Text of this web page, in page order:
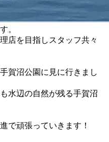
。
店を目指しスタッフ共々
賀沼公園に見に行きまし
水辺の自然が残る手賀沼
で頑張っていきます！